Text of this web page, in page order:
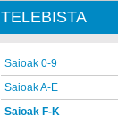
TELEBISTA
Saioak 0-9
Saioak A-E
Saioak F-K